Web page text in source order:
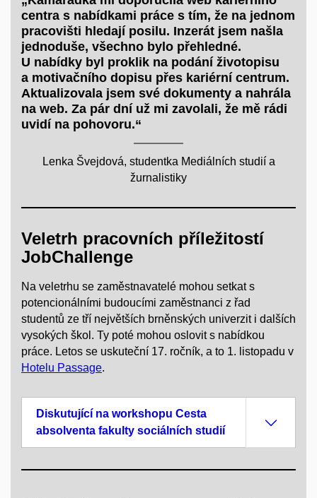
centra s nabídkami práce s tím, že na jednom
pracovišti hledají posilu. Inzerát jsem našla
jednoduše, všechno bylo přehledné.
U nabídky byl proklik na podání životopisu
a motivačního dopisu přes kariérní centrum.
Aktualizovala jsem své dokumenty a nahrála
na web. Za pár dní už mi zavolali, že mě rádi
uvidí na pohovoru.“
Lenka Švejdová, studentka Mediálních studií a
žurnalistiky
Veletrh pracovních příležitostí
JobChallenge
Na veletrhu se zaměstnavatelé mohou setkat s
potencionálními budoucími zaměstnanci z řad
studentů ze tří největších brněnských univerzit i dalších
vysokých škol. Ty poté mohou oslovit s nabídkou
práce. Letos se uskuteční 17. ročník, a to 1. listopadu v
Hotelu Passage.
Diskutující na workshopu Cesta
absolventa fakulty sociálních studií